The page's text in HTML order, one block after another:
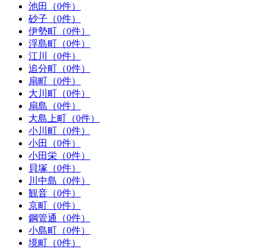
池田（0件）
砂子（0件）
伊勢町（0件）
浮島町（0件）
江川（0件）
追分町（0件）
扇町（0件）
大川町（0件）
扇島（0件）
大島上町（0件）
小川町（0件）
小田（0件）
小田栄（0件）
貝塚（0件）
川中島（0件）
観音（0件）
京町（0件）
鋼管通（0件）
小島町（0件）
境町（0件）